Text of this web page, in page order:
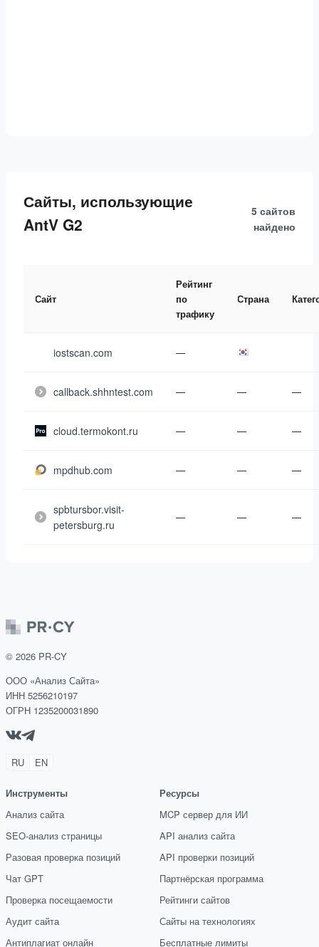
Сайты, использующие
AntV G2
5 сайтов
найдено
Сайт
Рейтинг
по
трафику
Страна
iostscan.com —
callback.shhntest.com — — —
cloud.termokont.ru — — —
mpdhub.com — — —
spbtursbor.visit-
petersburg.ru
— — —
© 2026 PR-CY
ООО «Анализ Сайта»
ИНН 5256210197
ОГРН 1235200031890
RU EN
Инструменты
Анализ сайта
SEO-анализ страницы
Разовая проверка позиций
Чат GPT
Проверка посещаемости
Аудит сайта
Антиплагиат онлайн
Ресурсы
MCP сервер для ИИ
API анализ сайта
API проверки позиций
Партнёрская программа
Рейтинги сайтов
Сайты на технологиях
Бесплатные лимиты